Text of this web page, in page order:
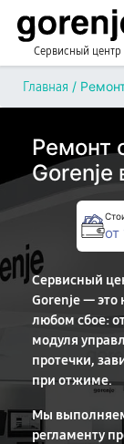
Сервисный центр
Главная /
Ремонт
Gorenje
от
Сервисный
Gorenje — это
любом сбое:
модуля
протечки,
при отжиме.
Мы выполняем
регламенту